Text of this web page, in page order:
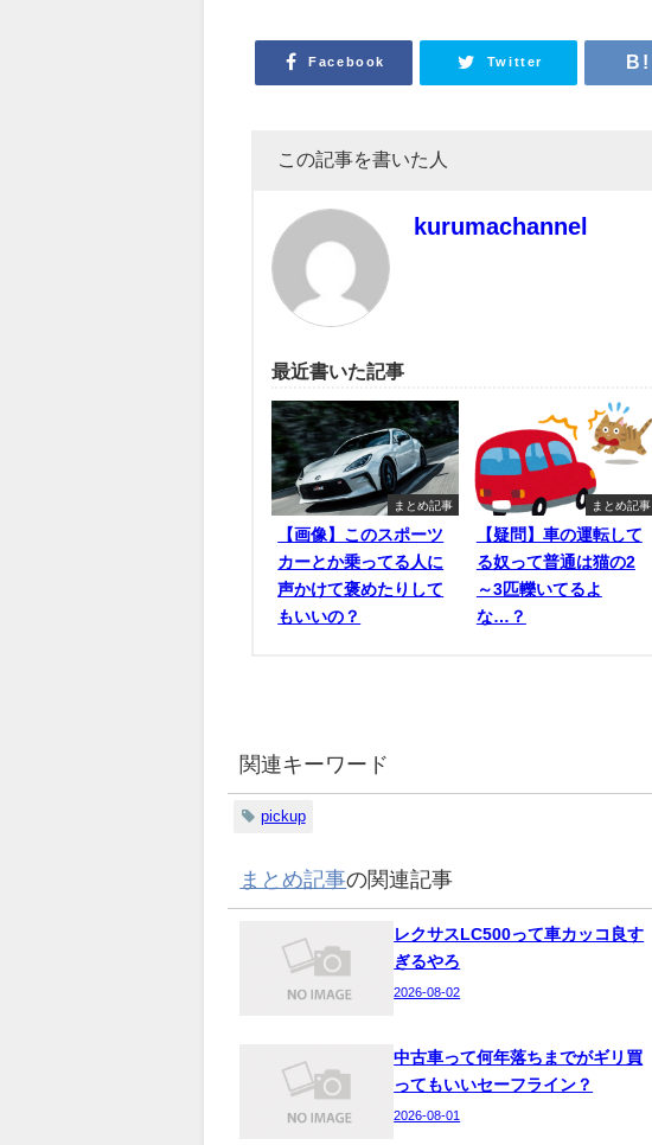
Facebook Twitter
この記事を書いた人
kurumachannel
最近書いた記事
まとめ記事
【画像】このスポーツ
カーとか乗ってる人に
声かけて褒めたりして
もいいの？
まとめ記事
【疑問】車の運転して
る奴って普通は猫の2
～3匹轢いてるよ
な…？
関連キーワード
pickup
まとめ記事の関連記事
レクサスLC500って車カッコ良す
ぎるやろ
2026-08-02
中古車って何年落ちまでがギリ買
ってもいいセーフライン？
2026-08-01